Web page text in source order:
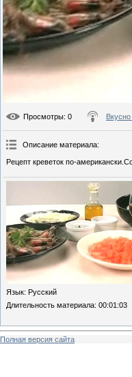
Просмотры: 0
Описание материала:
Рецепт креветок по-
Язык: Русский
Длительность материала: 00:01:03
Полная версия сайта